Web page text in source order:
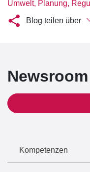
Umwelt, Planung,
Blog teilen über
Newsroom
Kompetenzen